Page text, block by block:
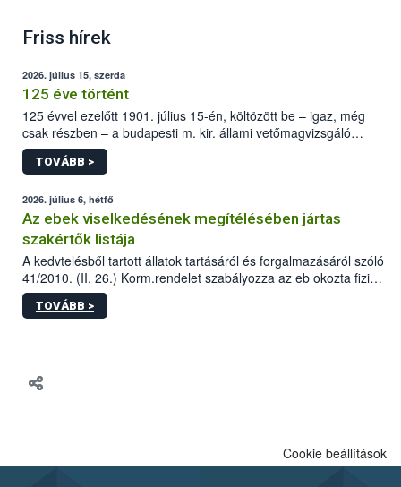
Friss hírek
2026. július 15, szerda
125 éve történt
125 évvel ezelőtt 1901. július 15-én, költözött be – igaz, még
csak részben – a budapesti m. kir. állami vetőmagvizsgáló
állomás a Kis Rókus utca 15. szám alatti, Czigler Győző által
tervezett új épületébe.
TOVÁBB >
2026. július 6, hétfő
Az ebek viselkedésének megítélésében jártas
szakértők listája
A kedvtelésből tartott állatok tartásáról és forgalmazásáról szóló
41/2010. (II. 26.) Korm.rendelet szabályozza az eb okozta fizikai
sérülés, illetve ennek veszélye keletkezésekor felmerülő
hatósági feladatokat, valamint a veszélyes eb tartását és annak
TOVÁBB >
Cookie beállítások